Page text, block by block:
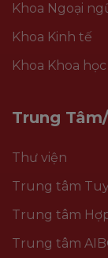
Khoa Ngoại
Khoa Kinh tế
Khoa Khoa
Trung
Thư viện
Trung tâm
Trung tâm
Trung tâm